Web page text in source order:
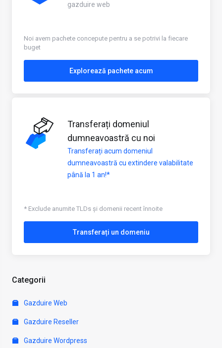
Categorii
Gazduire Web
Gazduire Reseller
Gazduire Wordpress
gazduire web
Noi avem pachete concepute pentru a se potrivi la fiecare
buget
Explorează pachete acum
Transferați domeniul
dumneavoastră cu noi
Transferați acum domeniul
dumneavoastră cu extindere valabilitate
până la 1 an!*
* Exclude anumite TLDs și domenii recent înnoite
Transferați un domeniu